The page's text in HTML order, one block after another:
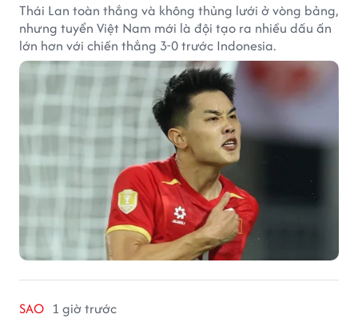
Thái Lan toàn thắng và không thủng lưới ở vòng bảng,
nhưng tuyển Việt Nam mới là đội tạo ra nhiều dấu ấn
lớn hơn với chiến thắng 3-0 trước Indonesia.
SAO 1 giờ trước